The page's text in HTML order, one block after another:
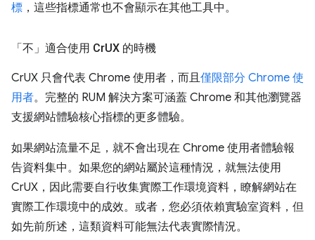
標 ，這些指標通常也不會顯示在其他工具中。
「不」 適合使用 CrUX 的時機
CrUX 只會代表 Chrome 使用者，而且僅限部分 Chrome 使
用者。完整的 RUM 解決方案可涵蓋 Chrome 和其他瀏覽器
支援網站體驗核心指標的更多體驗。
如果網站流量不足，就不會出現在 Chrome 使用者體驗報
告資料集中。如果您的網站屬於這種情況，就無法使用
CrUX，因此需要自行收集實際工作環境資料，瞭解網站在
實際工作環境中的成效。或者，您必須依賴實驗室資料，但
如先前所述，這類資料可能無法代表實際情況。